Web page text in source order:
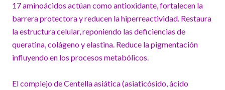
17 aminoácidos actúan como antioxidante, fortalecen la
barrera protectora y reducen la hiperreactividad. Restaura
la estructura celular, reponiendo las deficiencias de
queratina, colágeno y elastina. Reduce la pigmentación
influyendo en los procesos metabólicos.
El complejo de Centella asiática (asiaticósido, ácido